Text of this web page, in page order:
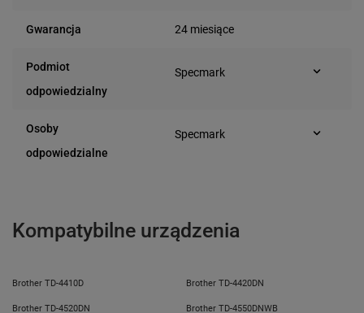
Gwarancja 24 miesiące
Podmiot
odpowiedzialny
Specmark
e-mail: gspr@ptmb.pl
Osoby
odpowiedzialne
Specmark
Kompatybilne urządzenia
Brother TD-4410D Brother TD-4420DN
Brother TD-4520DN Brother TD-4550DNWB